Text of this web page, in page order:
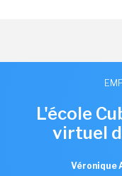
L'école
virtuel
Véronique